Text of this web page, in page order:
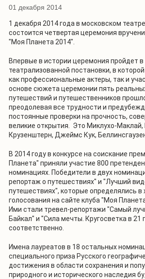
01 декабря 2014
1 декабря 2014 года в московском
состоится четвертая церемония
"Моя Планета 2014".
Впервые в истории церемония пройдет
театрализованной постановки, в
как профессиональные актеры, так и
основе сюжета церемонии пять
путешествий и путешественников
преодолевая все трудности и
постоянные проверки на прочность,
великие открытия. Это Миклухо-Маклай,
Крузенштерн, Джеймс Кук,
В 2014 году в конкурсе на соискание
Планета" приняли участие 800
номинациях. Победители в двух
репортаж о путешествиях" и "Лучший
путешествиях", которые определялись в
голосования на сайте клуба "Моя
Ими стали тревел-репортажи "Самый
Байкал" и "Сила мечты. Кругосветка в 21
соответственно.
Имена лауреатов в 18 остальных
специального приза Русского
достижения в области сохранения и
природного и исторического наследия